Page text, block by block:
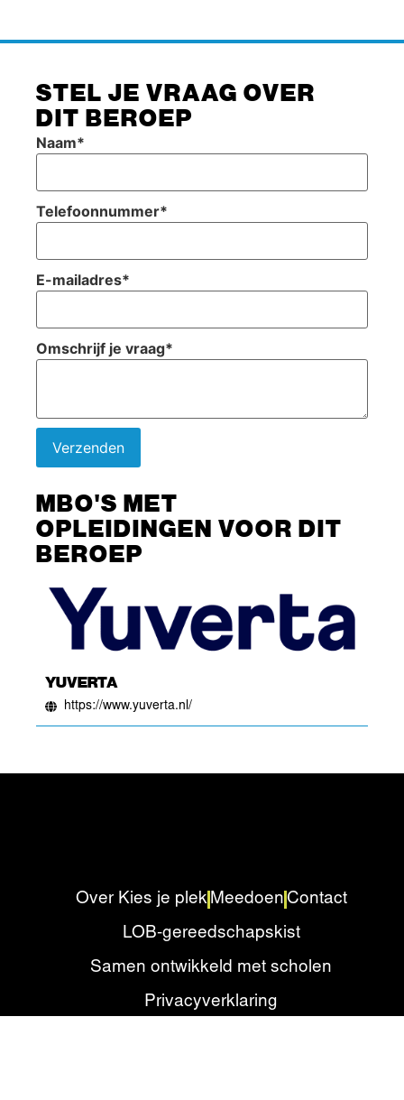
STEL JE VRAAG OVER
DIT BEROEP
Naam*
Telefoonnummer*
E-mailadres*
Omschrijf je vraag*
Verzenden
MBO'S MET
OPLEIDINGEN VOOR DIT
BEROEP
YUVERTA
https://www.yuverta.nl/
Over Kies je plek Meedoen Contact
LOB-gereedschapskist
Samen ontwikkeld met scholen
Privacyverklaring